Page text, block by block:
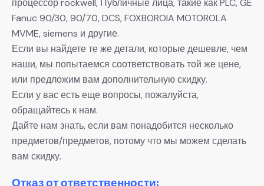
процессор rockwell, Публичные лица, такие как PLC, GE
Fanuc 90/30, 90/70, DCS, FOXBOROIA MOTOROLA
MVME, siemens и другие.
Если вы найдете те же детали, которые дешевле, чем
наши, мы попытаемся соответствовать той же цене,
или предложим вам дополнительную скидку.
Если у вас есть еще вопросы, пожалуйста,
обращайтесь к нам.
Дайте нам знать, если вам понадобится несколько
предметов/предметов, потому что мы можем сделать
вам скидку.
Отказ от ответственности: